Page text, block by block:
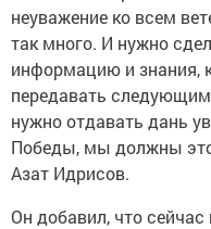
неуважение ко всем
так много. И нужно
информацию и знания,
передавать
нужно отдавать дань
Победы, мы должны
Азат Идрисов.
Он добавил, что